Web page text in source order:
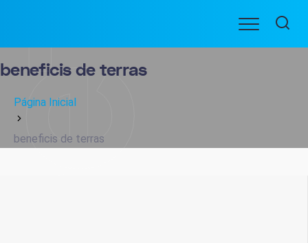
conteúdo
BENEFICIARIOS
Menu
beneficis de terras
Página Inicial
beneficis de terras